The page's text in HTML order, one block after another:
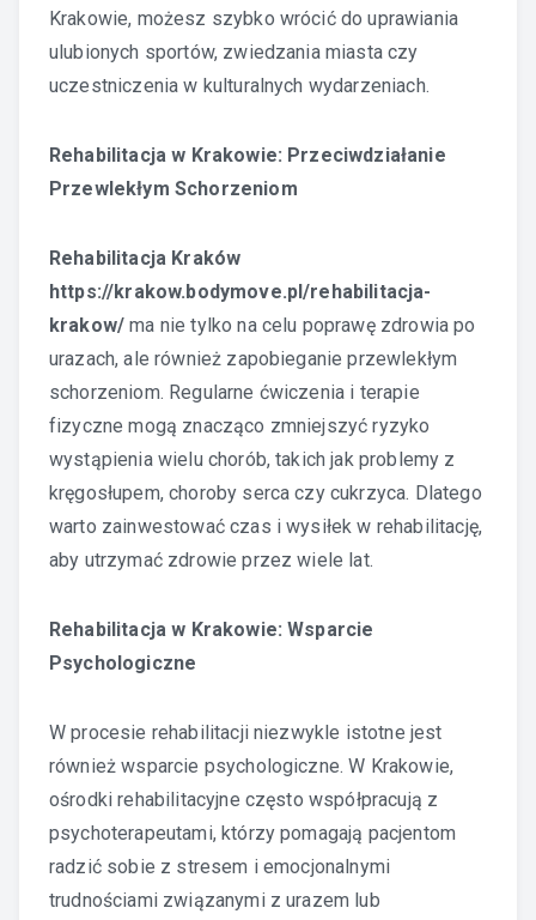
Krakowie, możesz szybko wrócić do uprawiania
ulubionych sportów, zwiedzania miasta czy
uczestniczenia w kulturalnych wydarzeniach.
Rehabilitacja w Krakowie: Przeciwdziałanie
Przewlekłym Schorzeniom
Rehabilitacja Kraków
https://krakow.bodymove.pl/rehabilitacja-
krakow/ ma nie tylko na celu poprawę zdrowia po
urazach, ale również zapobieganie przewlekłym
schorzeniom. Regularne ćwiczenia i terapie
fizyczne mogą znacząco zmniejszyć ryzyko
wystąpienia wielu chorób, takich jak problemy z
kręgosłupem, choroby serca czy cukrzyca. Dlatego
warto zainwestować czas i wysiłek w rehabilitację,
aby utrzymać zdrowie przez wiele lat.
Rehabilitacja w Krakowie: Wsparcie
Psychologiczne
W procesie rehabilitacji niezwykle istotne jest
również wsparcie psychologiczne. W Krakowie,
ośrodki rehabilitacyjne często współpracują z
psychoterapeutami, którzy pomagają pacjentom
radzić sobie z stresem i emocjonalnymi
trudnościami związanymi z urazem lub